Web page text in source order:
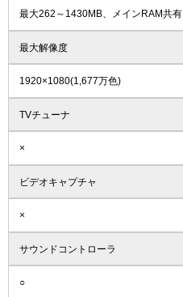
最大262～1430MB、メインRAM共有
最大解像度
1920×1080(1,677万色)
TVチューナ
×
ビデオキャプチャ
×
サウンドコントローラ
○